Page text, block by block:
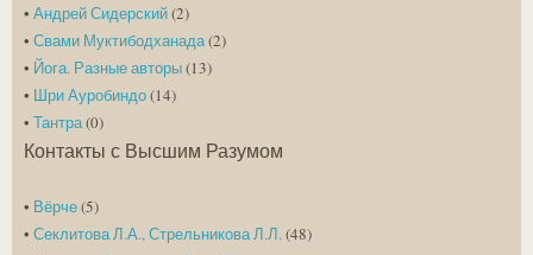
• Андрей Сидерский(2)
• Свами Муктибодханада(2)
• Йога. Разные авторы(13)
• Шри Ауробиндо(14)
• Тантра(0)
Контакты с Высшим Разумом
• Вёрче(5)
• Секлитова Л.А., Стрельникова Л.Л. (48)